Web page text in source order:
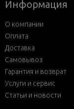
Информация
О компании
Оплата
Доставка
Самовывоз
Гарантия и возврат
Услуги и сервис
Статьи и новости